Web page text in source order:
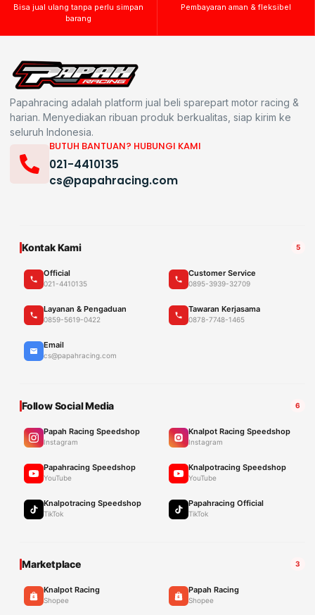
Bisa jual ulang tanpa perlu simpan
barang
Pembayaran aman & fleksibel
Papahracing adalah platform jual beli sparepart motor racing &
harian. Menyediakan ribuan produk berkualitas, siap kirim ke
seluruh Indonesia.
BUTUH BANTUAN? HUBUNGI KAMI
021-4410135
cs@papahracing.com
Kontak Kami 5
Official
021-4410135
Customer Service
0895-3939-32709
Layanan & Pengaduan
0859-5619-0422
Tawaran Kerjasama
0878-7748-1465
Email
cs@papahracing.com
Follow Social Media 6
Papah Racing Speedshop
Instagram
Knalpot Racing Speedshop
Instagram
Papahracing Speedshop
YouTube
Knalpotracing Speedshop
YouTube
Knalpotracing Speedshop
TikTok
Papahracing Official
TikTok
Marketplace 3
Knalpot Racing
Shopee
Papah Racing
Shopee